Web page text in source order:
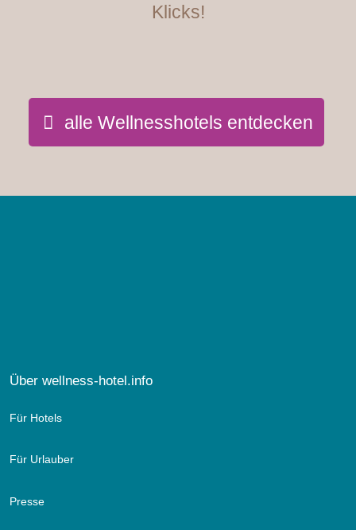
Klicks!
alle Wellnesshotels entdecken
Über wellness-hotel.info
Für Hotels
Für Urlauber
Presse